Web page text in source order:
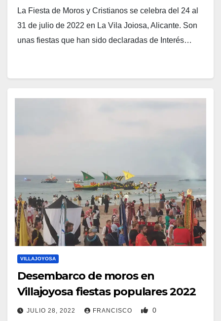
La Fiesta de Moros y Cristianos se celebra del 24 al
31 de julio de 2022 en La Vila Joiosa, Alicante. Son
unas fiestas que han sido declaradas de Interés…
VILLAJOYOSA
Desembarco de moros en
Villajoyosa fiestas populares 2022
JULIO 28, 2022 FRANCISCO 0